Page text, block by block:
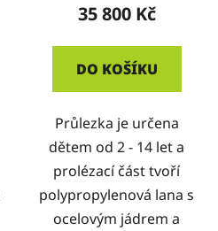
35 800 Kč
DO KOŠÍKU
Průlezka je určena
dětem od 2 - 14 let a
prolézací část tvoří
polypropylenová lana s
ocelovým jádrem a